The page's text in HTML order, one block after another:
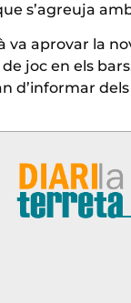
s’agreuja
aprovar la
joc en els
d’informar